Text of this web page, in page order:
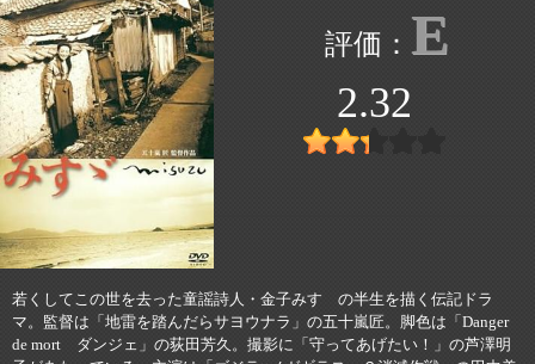
E
2.32
若くしてこの世を去った童謡詩人・金子みすゞの半生を描く伝記ドラ
マ。監督は「地雷を踏んだらサヨウナラ」の五十嵐匠。脚色は「Danger
de mort ダンジェ」の荻田芳久。撮影に「守ってあげたい！」の芦澤明